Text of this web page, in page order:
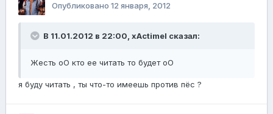
Опубликовано 12 января, 2012
В 11.01.2012 в 22:00, xActimel сказал:
Жесть оО кто ее читать то будет оО
я буду читать , ты что-то имеешь против пёс ?